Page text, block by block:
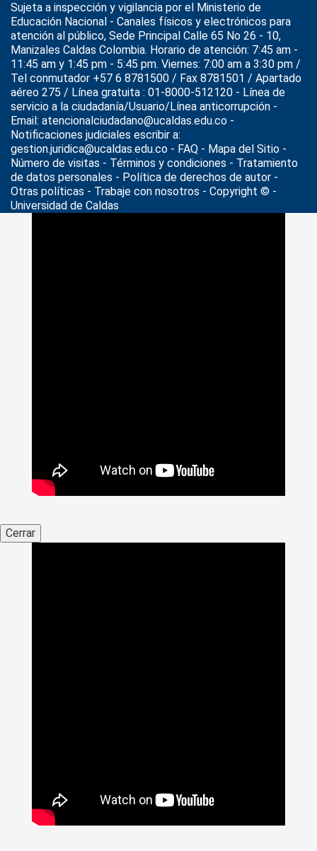
Sujeta a inspección y vigilancia por el Ministerio de
Educación Nacional - Canales físicos y electrónicos para
atención al público, Sede Principal Calle 65 No 26 - 10,
Manizales Caldas Colombia. Horario de atención: 7:45 am -
11:45 am y 1:45 pm - 5:45 pm. Viernes: 7:00 am a 3:30 pm /
Tel conmutador +57 6 8781500 / Fax 8781501 / Apartado
aéreo 275 / Línea gratuita : 01-8000-512120 - Línea de
servicio a la ciudadanía/Usuario/Línea anticorrupción -
Email: atencionalciudadano@ucaldas.edu.co -
Notificaciones judiciales escribir a:
gestion.juridica@ucaldas.edu.co - FAQ - Mapa del Sitio -
Número de visitas - Términos y condiciones - Tratamiento
de datos personales - Política de derechos de autor -
Otras políticas - Trabaje con nosotros - Copyright © -
Universidad de Caldas
Cerrar